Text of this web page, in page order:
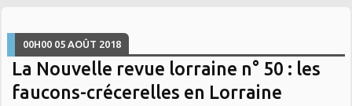
00H00 05 AOÛT 2018
La Nouvelle revue lorraine n° 50 : les
faucons-crécerelles en Lorraine